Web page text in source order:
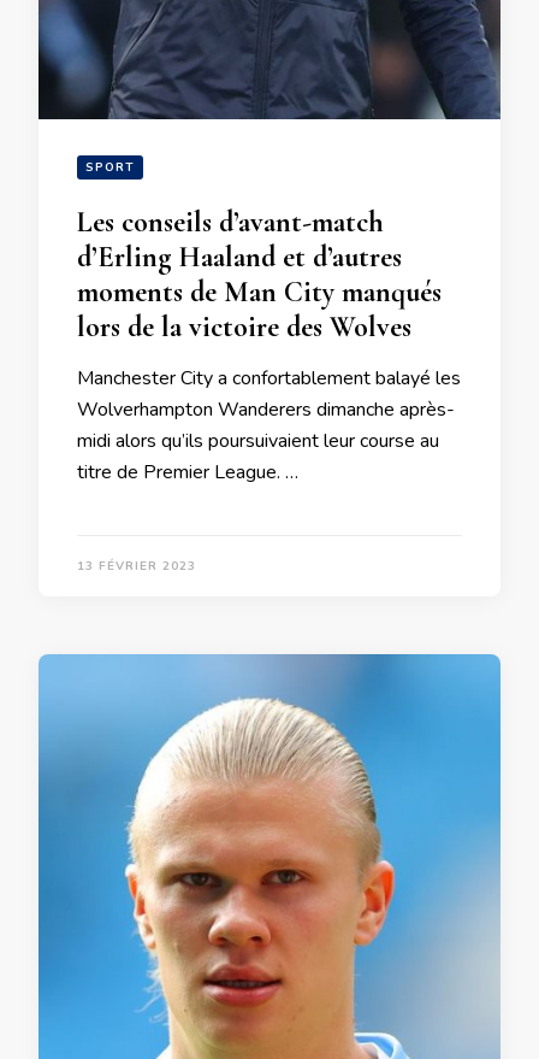
SPORT
Les conseils d’avant-match
d’Erling Haaland et d’autres
moments de Man City manqués
lors de la victoire des Wolves
Manchester City a confortablement balayé les
Wolverhampton Wanderers dimanche après-
midi alors qu’ils poursuivaient leur course au
titre de Premier League. …
13 FÉVRIER 2023